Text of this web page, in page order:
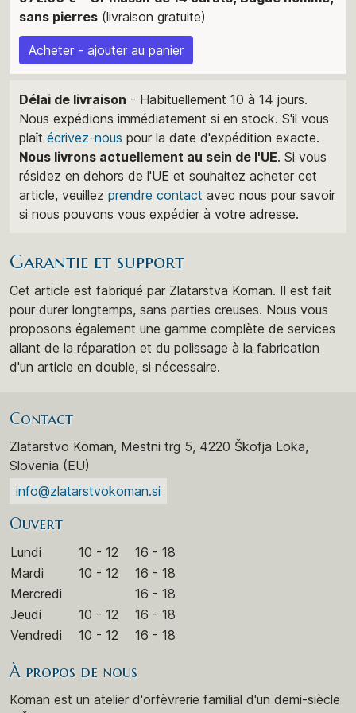
sans pierres (livraison gratuite)
Acheter - ajouter au panier
Délai de livraison - Habituellement 10 à 14 jours.
Nous expédions immédiatement si en stock. S'il vous
plaît écrivez-nous pour la date d'expédition exacte.
Nous livrons actuellement au sein de l'UE. Si vous
résidez en dehors de l'UE et souhaitez acheter cet
article, veuillez prendre contact avec nous pour savoir
si nous pouvons vous expédier à votre adresse.
Garantie et support
Cet article est fabriqué par Zlatarstva Koman. Il est fait
pour durer longtemps, sans parties creuses. Nous vous
proposons également une gamme complète de services
allant de la réparation et du polissage à la fabrication
d'un article en double, si nécessaire.
Contact
Zlatarstvo Koman, Mestni trg 5, 4220 Škofja Loka,
Slovenia (EU)
info@zlatarstvokoman.si
Ouvert
Lundi 10 - 12
16 - 18
Mardi
10 - 12
16 - 18
Mercredi
16 - 18
Jeudi
10 - 12
16 - 18
Vendredi
10 - 12 16 - 18
À propos de nous
Koman est un atelier d'orfèvrerie familial d'un demi-siècle